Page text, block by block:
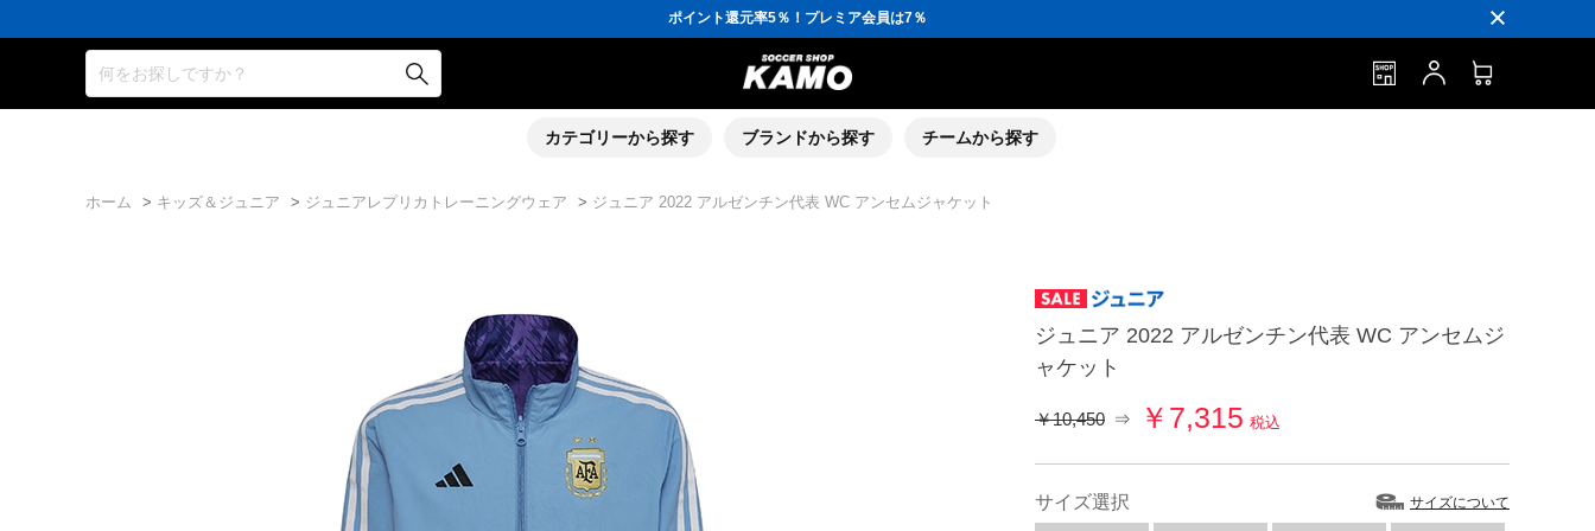
ポイント還元率5％！プレミア会員は7％
会員の方にはお誕生月に「10％OFFクーポン」プレゼント！
16,000円(税込)以上でシューズケースプレゼント！
3,300円(税込)以上で送料無料！
ポイント還元率5％！プレミア会員は7％
会員の方にはお誕生月に「10％OFFクーポン」プレゼント！
何をお探しですか？
カテゴリーから探す ブランドから探す チームから探す
ホーム > キッズ＆ジュニア > ジュニアレプリカトレーニングウェア > ジュニア 2022 アルゼンチン代表 WC アンセムジャケット
ジュニア 2022 アルゼンチン代表 WC アンセムジ
ャケット
￥10,450 ⇒ ￥7,315 税込
サイズ選択 サイズについて